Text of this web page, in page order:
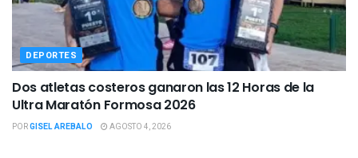
DEPORTES
Dos atletas costeros ganaron las 12 Horas de la
Ultra Maratón Formosa 2026
PORGISEL AREBALO AGOSTO 4, 2026